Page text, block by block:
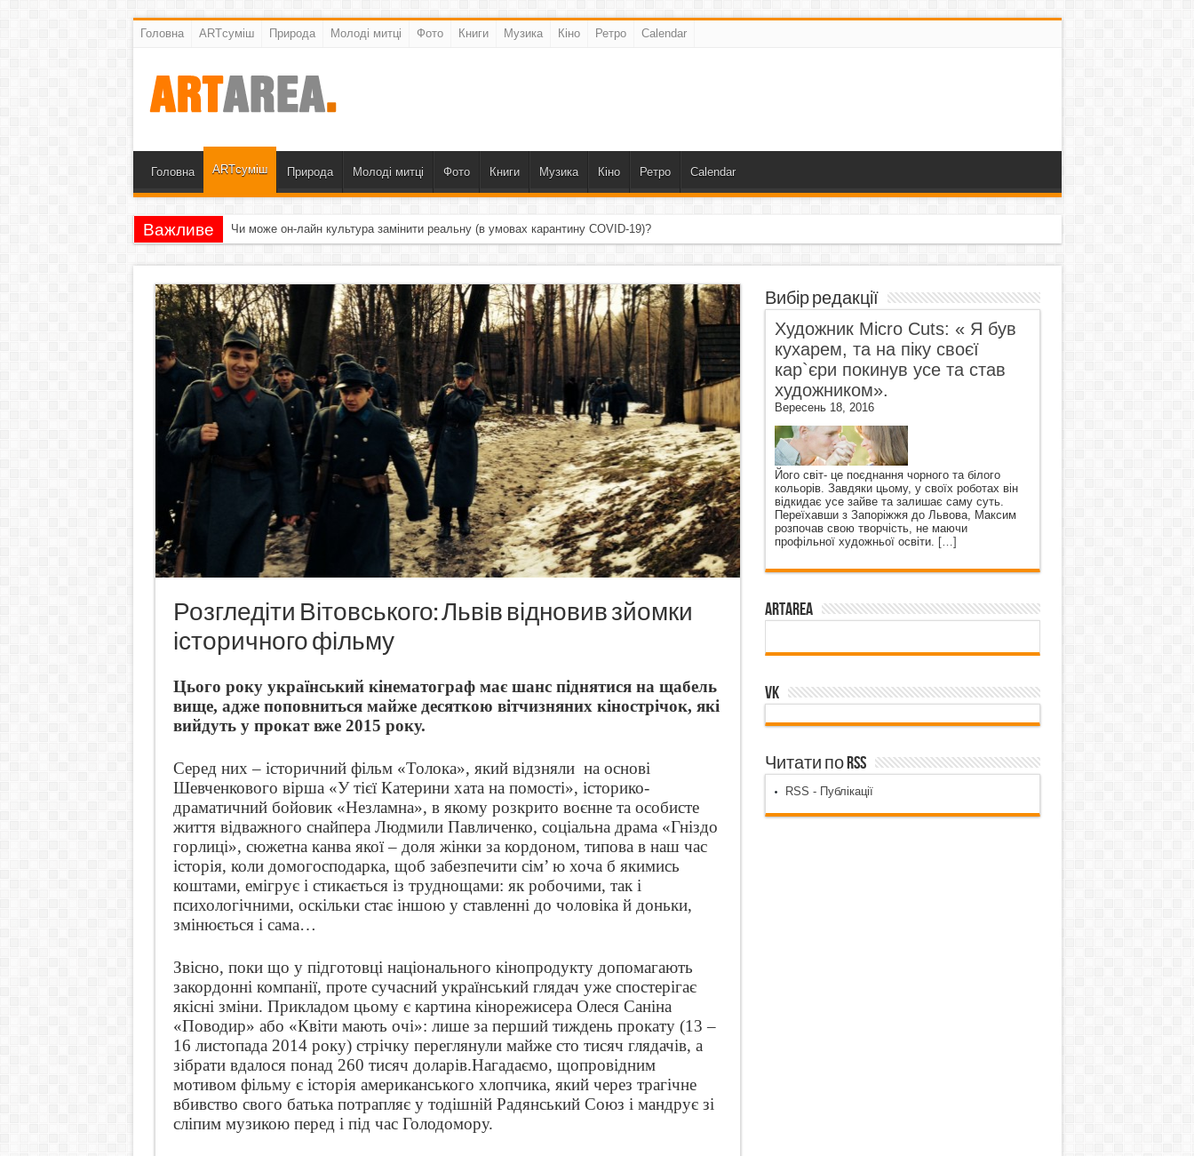
Головна ARTсуміш Природа Молоді митці Фото Книги Музика Кіно Ретро Calendar
Головна ARTсуміш Природа Молоді митці Фото Книги Музика Кіно Ретро Calendar
Важливе Чи може он-лайн культура замінити реальну (в умовах карантину COVID-19)?
Розгледіти Вітовського: Львів відновив зйомки
історичного фільму
Цього року український кінематограф має шанс піднятися на щабель
вище, адже поповниться майже десяткою вітчизняних кінострічок, які
вийдуть у прокат вже 2015 року.
Серед них – історичний фільм «Толока», який відзняли на основі
Шевченкового вірша «У тієї Катерини хата на помості», історико-
драматичний бойовик «Незламна», в якому розкрито воєнне та особисте
життя відважного снайпера Людмили Павличенко, соціальна драма «Гніздо
горлиці», сюжетна канва якої – доля жінки за кордоном, типова в наш час
історія, коли домогосподарка, щоб забезпечити сім’ ю хоча б якимись
коштами, емігрує і стикається із труднощами: як робочими, так і
психологічними, оскільки стає іншою у ставленні до чоловіка й доньки,
змінюється і сама…
Звісно, поки що у підготовці національного кінопродукту допомагають
закордонні компанії, проте сучасний український глядач уже спостерігає
якісні зміни. Прикладом цьому є картина кінорежисера Олеся Саніна
«Поводир» або «Квіти мають очі»: лише за перший тиждень прокату (13 –
16 листопада 2014 року) стрічку переглянули майже сто тисяч глядачів, а
зібрати вдалося понад 260 тисяч доларів.Нагадаємо, щопровідним
мотивом фільму є історія американського хлопчика, який через трагічне
вбивство свого батька потрапляє у тодішній Радянський Союз і мандрує зі
сліпим музикою перед і під час Голодомору.
Вибір редакції
Художник Micro Cuts: « Я був
кухарем, та на піку своєї
кар`єри покинув усе та став
художником».
Вересень 18, 2016
Його світ- це поєднання чорного та білого
кольорів. Завдяки цьому, у своїх роботах він
відкидає усе зайве та залишає саму суть.
Переїхавши з Запоріжжя до Львова, Максим
розпочав свою творчість, не маючи
профільної художньої освіти. […]
ArtArea
VK
Читати по RSS
RSS - Публікації